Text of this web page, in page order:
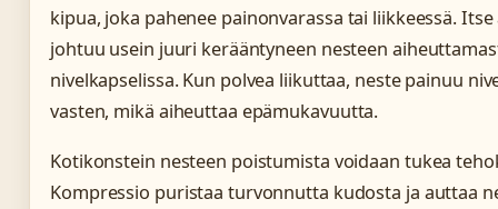
kipua, joka pahenee painonvarassa tai liikkeessä.
johtuu usein juuri kerääntyneen nesteen
nivelkapselissa. Kun polvea liikuttaa, neste painuu
vasten, mikä aiheuttaa epämukavuutta.
Kotikonstein nesteen poistumista voidaan tukea
Kompressio puristaa turvonnutta kudosta ja auttaa